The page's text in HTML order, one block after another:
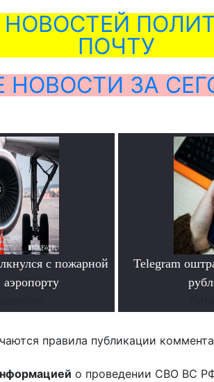
ПОЧТУ
НОВОСТИ ЗА
с пожарной
Telegram
правила публикации
о проведении СВО ВС